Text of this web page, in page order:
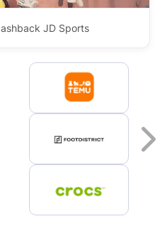
JD Sports